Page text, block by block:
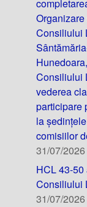
Consiliului
Consiliului
vederea
participare
la
comisiilor
31/07/2026
HCL 43-
Consiliului
31/07/2026